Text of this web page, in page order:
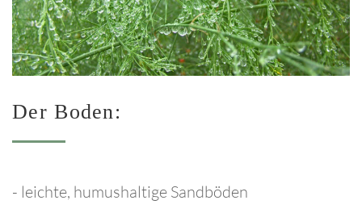
Der Boden:
- leichte, humushaltige Sandböden
Forgot
your
password?